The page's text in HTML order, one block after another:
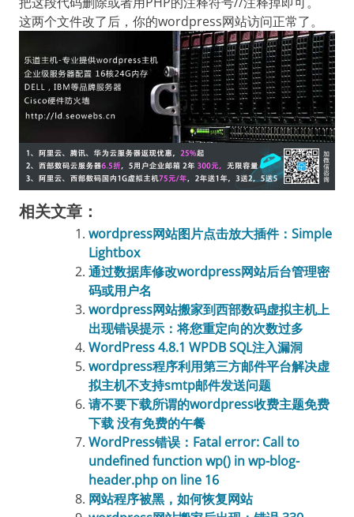
这两个文件改了后，你的wordpress网站访问正常了。
相关文章：
wordpress网站图片点击放大插件：Simple
Lightbox
通过数据库修改wordpress网站后台管理密
码或用户名
wordpress网站搬家到西部数码虚拟主机上
出现错误提示：将您重定向的次数过多
WordPress 4.8.1 WPDB SQL注入漏洞
wordpress程序利用第三方邮件平台解决虚
拟主机不支持smtp邮件发送问题
请不要下载所谓的wordpress收费主题免费
下载 没有免费的午餐
WordPress错误：Fatal error: Call to
undefined function wp() in wp-blog-
header.php on line 16
网站程序被黑，如何恢复网站